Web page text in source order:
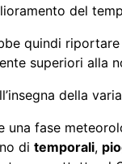
del
quindi
superiori alla
della
una fase
di temporali,